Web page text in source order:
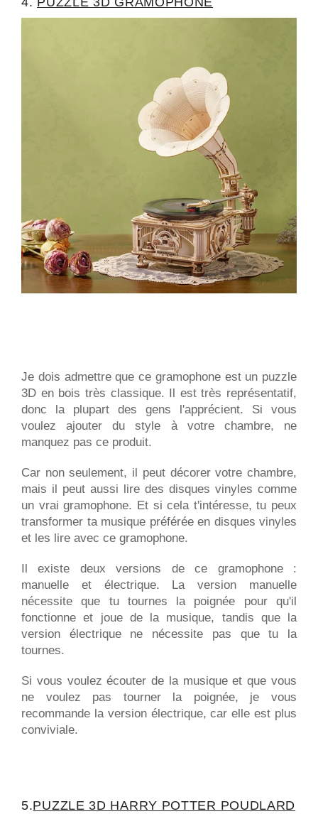
Je dois admettre que ce gramophone est un puzzle
3D en bois très classique. Il est très représentatif,
donc la plupart des gens l'apprécient. Si vous
voulez ajouter du style à votre chambre, ne
manquez pas ce produit.
Car non seulement, il peut décorer votre chambre,
mais il peut aussi lire des disques vinyles comme
un vrai gramophone. Et si cela t'intéresse, tu peux
transformer ta musique préférée en disques vinyles
et les lire avec ce gramophone.
Il existe deux versions de ce gramophone :
manuelle et électrique. La version manuelle
nécessite que tu tournes la poignée pour qu'il
fonctionne et joue de la musique, tandis que la
version électrique ne nécessite pas que tu la
tournes.
Si vous voulez écouter de la musique et que vous
ne voulez pas tourner la poignée, je vous
recommande la version électrique, car elle est plus
conviviale.
5.PUZZLE 3D HARRY POTTER POUDLARD